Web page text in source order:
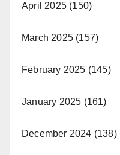
April 2025 (150)
March 2025 (157)
February 2025 (145)
January 2025 (161)
December 2024 (138)